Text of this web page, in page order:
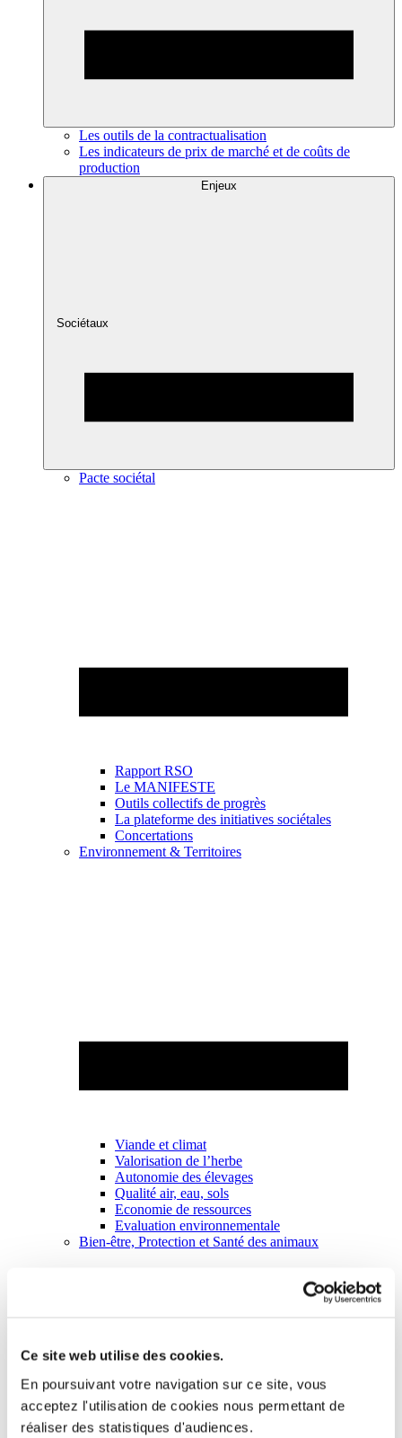
Ce site web utilise des cookies.
En poursuivant votre navigation sur ce site, vous
acceptez l'utilisation de cookies nous permettant de
réaliser des statistiques d'audiences.
Les outils de la contractualisation
Les indicateurs de prix de marché et de coûts de
production
Enjeux
Sociétaux
Pacte sociétal
Rapport RSO
Le MANIFESTE
Outils collectifs de progrès
La plateforme des initiatives sociétales
Concertations
Environnement & Territoires
Viande et climat
Valorisation de l’herbe
Autonomie des élevages
Qualité air, eau, sols
Economie de ressources
Evaluation environnementale
Bien-être, Protection et Santé des animaux